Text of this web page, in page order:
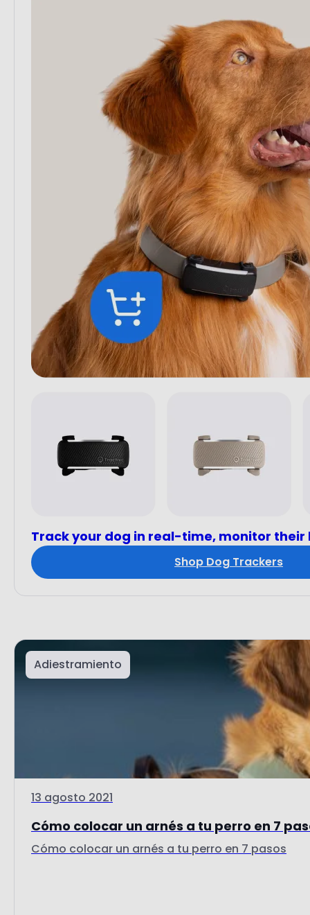
Track your dog in real-time, monitor their
Shop Dog Trackers
Adiestramiento
13 agosto 2021
Cómo colocar un arnés a tu perro en 7
Cómo colocar un arnés a tu perro en 7 pasos